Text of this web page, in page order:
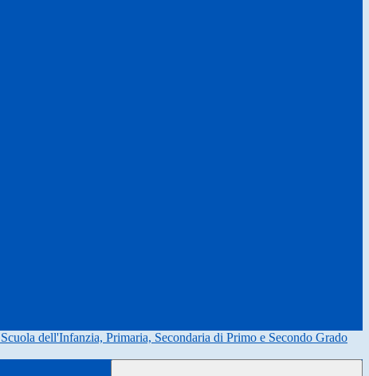
Scuola dell'Infanzia, Primaria, Secondaria di Primo e Secondo Grado